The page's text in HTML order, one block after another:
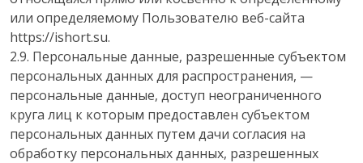
или определяемому Пользователю веб-сайта
https://ishort.su.
2.9. Персональные данные, разрешенные субъектом
персональных данных для распространения, —
персональные данные, доступ неограниченного
круга лиц к которым предоставлен субъектом
персональных данных путем дачи согласия на
обработку персональных данных, разрешенных